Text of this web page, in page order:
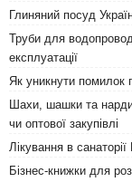
Глиняний посуд
Труби для
експлуатації
Як уникнути помилок
Шахи, шашки та
чи оптової закупівлі
Лікування в
Бізнес-книжки для